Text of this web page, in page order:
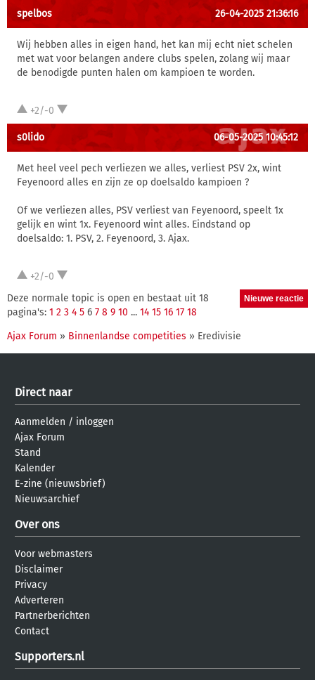
spelbos 26-04-2025 21:36:16
Wij hebben alles in eigen hand, het kan mij echt niet schelen
met wat voor belangen andere clubs spelen, zolang wij maar
de benodigde punten halen om kampioen te worden.
+2/-0
s0lido 06-05-2025 10:45:12
Met heel veel pech verliezen we alles, verliest PSV 2x, wint
Feyenoord alles en zijn ze op doelsaldo kampioen ?
Of we verliezen alles, PSV verliest van Feyenoord, speelt 1x
gelijk en wint 1x. Feyenoord wint alles. Eindstand op
doelsaldo: 1. PSV, 2. Feyenoord, 3. Ajax.
+2/-0
Deze normale topic is open en bestaat uit 18
pagina's: 1 2 3 4 5 6 7 8 9 10 ... 14 15 16 17 18
Ajax Forum » Binnenlandse competities » Eredivisie
Direct naar
Aanmelden / inloggen
Ajax Forum
Stand
Kalender
E-zine (nieuwsbrief)
Nieuwsarchief
Over ons
Voor webmasters
Disclaimer
Privacy
Adverteren
Partnerberichten
Contact
Supporters.nl